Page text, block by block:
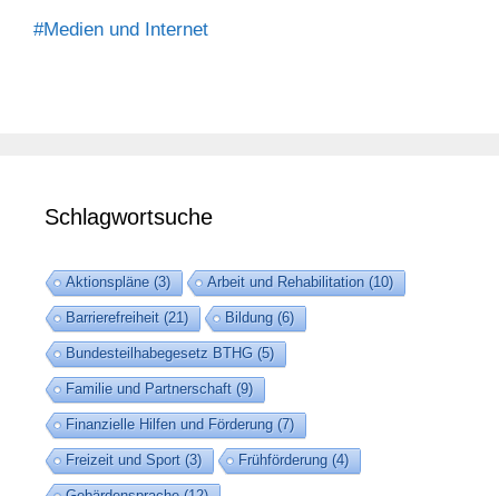
#Medien und Internet
Schlagwortsuche
Aktionspläne (3) Arbeit und Rehabilitation (10)
Barrierefreiheit (21) Bildung (6)
Bundesteilhabegesetz BTHG (5)
Familie und Partnerschaft (9)
Finanzielle Hilfen und Förderung (7)
Freizeit und Sport (3) Frühförderung (4)